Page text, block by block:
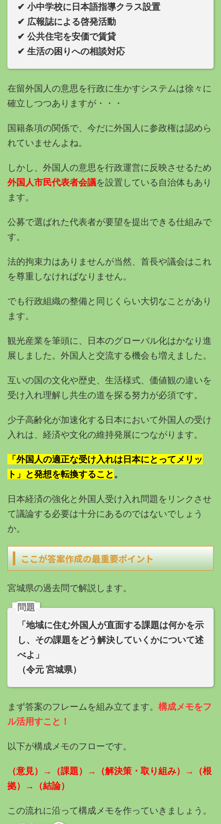
✔︎ 小中学校に日本語指導クラス設置
✔︎ 広報誌による啓発活動
✔︎ 公共住宅を安価で賃貸
✔︎ 生活の困りへの相談対応
在留外国人の意思を行政に生かすシステムは徐々に
確立しつつありますが・・・
国籍条項の関係で、今だに外国人に参政権は認めら
れていませんよね。
しかし、外国人の意思を行政運営に反映させるため
外国人市民代表者会議を設置している自治体もあり
ます。
公募で選ばれた代表者が要望を提出できる仕組みで
す。
法的拘束力はありませんが当然、首長や議会はこれ
を尊重しなければなりません。
でも行政組織の整備と同じくらい大切なことがあり
ます。
観光産業を筆頭に、日本のグローバル化はかなり進
展しました。外国人と交流する機会も増えました。
互いの国の文化や歴史、生活様式、価値観の違いを
受け入れ理解し共生の道を探る努力が必須です。
少子高齢化が加速化する日本において外国人の受け
入れは、経済や文化の維持発展につながります。
「外国人の適正な受け入れは日本にとってメリッ
ト」と発想を転換すること 。
日本経済の強化と外国人受け入れ問題をリンクさせ
て議論する必要は十分にあるのではないでしょう
か。
ここが答案作成の最重要ポイント
宮城県の過去問で解説します。
問題
「地域に住む外国人が直面する課題は何かを示
し、その課題をどう解決していくかについて述
べよ」
（令元 宮城県）
まず答案のフレームを組み立てます。 構成メモをフ
ル活用すこと！
以下が構成メモのフローです。
（意見）→（課題）→（解決策・取り組み）→（根
拠）→（結論）
この流れに沿って構成メモを作っていきましょう。